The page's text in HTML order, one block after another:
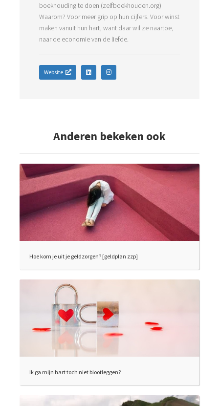
boekhouding te doen (zelfboekhouden.org)
Waarom? Voor meer grip op hun cijfers. Voor winst
maken vanuit hun hart, want daar wil ze naartoe,
naar de economie van de liefde.
Website
Anderen bekeken ook
Hoe kom je uit je geldzorgen? [geldplan zzp]
Ik ga mijn hart toch niet blootleggen?